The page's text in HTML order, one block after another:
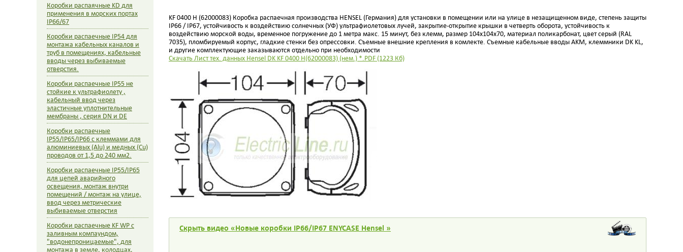
Коробки распаячные KD для
применения в морских портах
IP66/67
Коробки распаечные IP54 для
монтажа кабельных каналов и
труб в помещениях, кабельные
вводы через выбиваемые
отверстия.
Коробки распаечные IP55 не
стойкие к ультрафиолету ,
кабельный ввод через
эластичные уплотнительные
мембраны , серия DN и DE
Коробки распаечные
IP55/IP65/IP66 с клеммами для
алюминиевых (Alu) и медных (Cu)
проводов от 1,5 до 240 мм2.
Коробки распаечные IP55/IP65
для цепей аварийного
освещения, монтаж внутри
помещений / монтаж на улице,
ввод через метрические
выбиваемые отверстия
Коробки распаечные KF WP с
заливным компаундом,
"водонепроницаемые", для
монтажа в земле, колодцах,
KF 0400 H (62000083) Коробка распаечная производства HENSEL (Германия) для установки в помещении или на улице в незащищенном виде, степень защиты
IP66 / IP67, устойчивость к воздействию солнечных (УФ) ультрафиолетовых лучей, закрытие-открытие крышки в четверть оборота, устойчивость к
воздействию морской воды, временное погружение до 1 метра макс. 15 минут, без клемм, размер 104х104х70, материал поликарбонат, цвет серый (RAL
7035), пломбируемый корпус, гладкие стенки без опрессовки. Съемные внешние крепления в комлекте. Съемные кабельные вводы AKM, клеммники DK KL,
и другие комплектующие заказываются отдельно при необходимости
Скачать Лист тех. данных Hensel DK KF 0400 H(62000083) (нем.) *.PDF (1223 Кб)
Скрыть видео «Новые коробки IP66/IP67 ENYCASE Hensel »